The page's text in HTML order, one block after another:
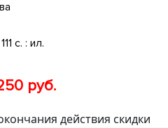
111 с. : ил.
руб.
действия скидки